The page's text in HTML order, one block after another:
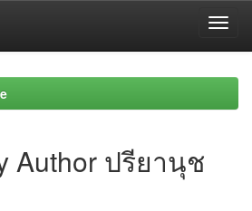
Author ปรียานุช